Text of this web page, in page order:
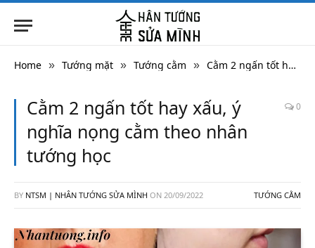
Home » Tướng mặt » Tướng cằm » Cằm 2 ngấn tốt hay xấu, ý nghĩa nọng cằm theo nhân tướng học
Cằm 2 ngấn tốt hay xấu, ý
nghĩa nọng cằm theo nhân
tướng học
0
BY NTSM | NHÂN TƯỚNG SỬA MÌNH ON 20/09/2022 TƯỚNG CẰM